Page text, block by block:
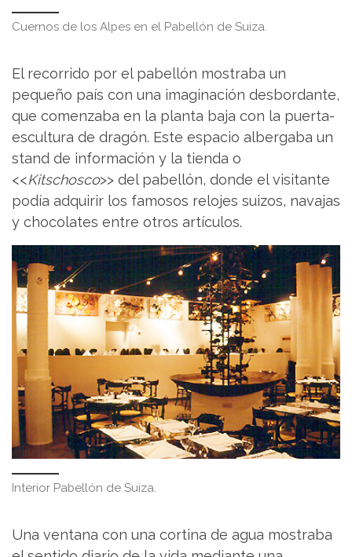
Cuernos de los Alpes en el Pabellón de Suiza.
El recorrido por el pabellón mostraba un
pequeño país con una imaginación desbordante,
que comenzaba en la planta baja con la puerta-
escultura de dragón. Este espacio albergaba un
stand de información y la tienda o
<<Kitschosco>> del pabellón, donde el visitante
podía adquirir los famosos relojes suizos, navajas
y chocolates entre otros artículos.
Interior Pabellón de Suiza.
Una ventana con una cortina de agua mostraba